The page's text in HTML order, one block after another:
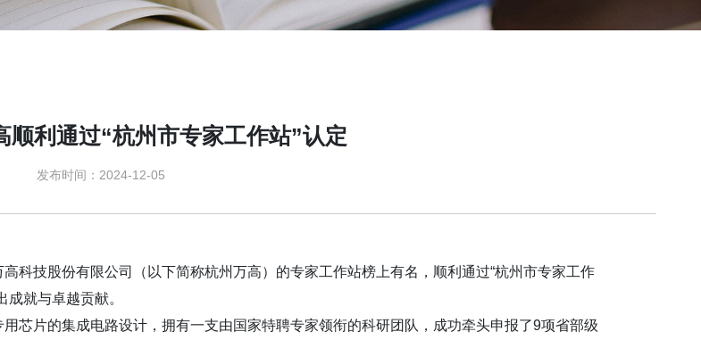
顺利通过“杭州市专家工作站”认定
发布时间：2024-12-05
技股份有限公司（以下简称杭州万高）的专家工作站榜上有名，顺利通过“杭州市专家工作
就与卓越贡献。
片的集成电路设计，拥有一支由国家特聘专家领衔的科研团队，成功牵头申报了9项省部级